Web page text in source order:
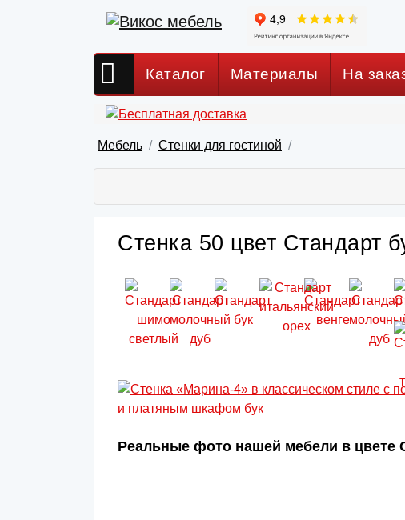
Каталог Материалы На
Мебель Стенки для гостиной
Стенка 50 цвет Стандарт
Реальные фото нашей мебели в цвете